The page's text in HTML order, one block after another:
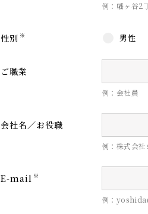
例：幡ヶ谷2
性別 ※ 男性
ご職業
例：会社員
会社名／お役職
例：株式会社
E-mail ※
例：